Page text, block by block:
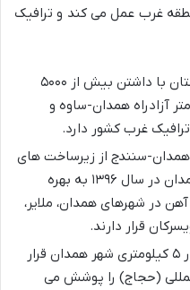
غرب عمل می کند و ترافیک
این استان با داشتن بیش از ۵۰۰۰
و بزرگراه و ۸۵ کیلومتر آزادراه همدان-ساوه و
ترافیک غرب کشور دارد.
سنندج از زیرساخت های
مهم استان است. خط تهران-همدان در سال ۱۳۹۶ به بهره
در شهرهای همدان، ملایر،
قرار دارند.
این فرودگاه در ۵ کیلومتری شهر همدان قرار
(حجاج) را پوشش می